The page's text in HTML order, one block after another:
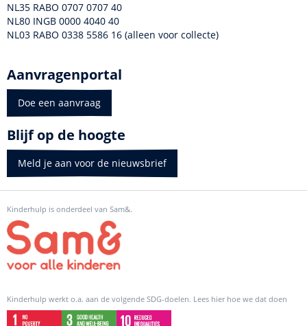
NL35 RABO 0707 0707 40
NL80 INGB 0000 4040 40
NL03 RABO 0338 5586 16 (alleen voor collecte)
Aanvragenportal
Doe een aanvraag
Blijf op de hoogte
Meld je aan voor de nieuwsbrief
Kinderhulp is onderdeel van Sam&.
Kinderhulp werkt o.a. aan de volgende SDG-doelen. Lees hier hoe we dat doen